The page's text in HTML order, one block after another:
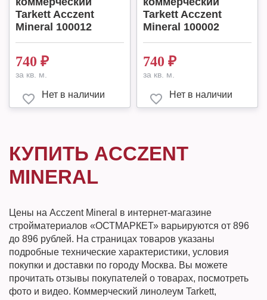
Tarkett Acczent
Mineral 100012
740 ₽
за кв. м.
Нет в наличии
Tarkett Acczent
Mineral 100002
740 ₽
за кв. м.
Нет в наличии
КУПИТЬ ACCZENT
MINERAL
Цены на Acczent Mineral в интернет-магазине
стройматериалов «ОСТМАРКЕТ» варьируются от 896
до 896 рублей. На страницах товаров указаны
подробные технические характеристики, условия
покупки и доставки по городу Москва. Вы можете
прочитать отзывы покупателей о товарах, посмотреть
фото и видео. Коммерческий линолеум Tarkett,